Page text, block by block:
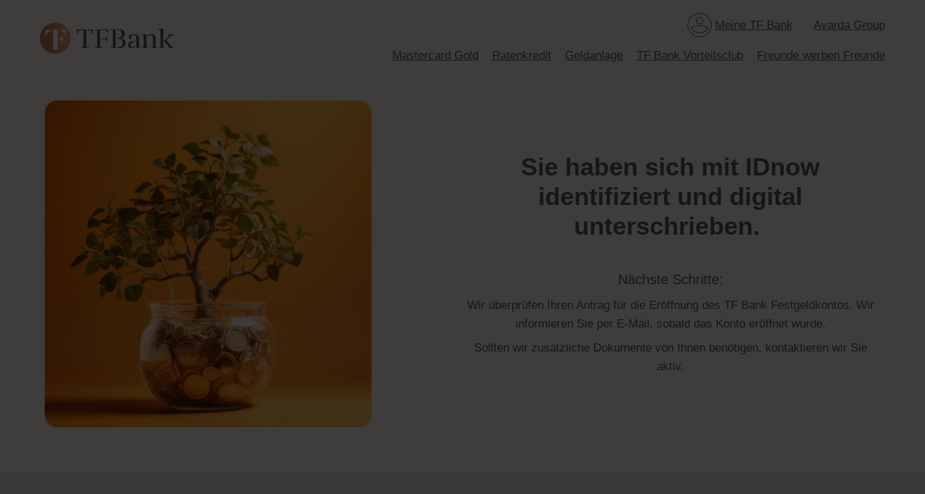
Mastercard Gold Ratenkredit Geldanlage TF Bank Vorteilsclub Freunde werben Freunde
Meine TF Bank Avarda Group
Sie haben sich mit IDnow
identifiziert und digital
unterschrieben.
Nächste Schritte:
Wir überprüfen Ihren Antrag für die Eröffnung des TF Bank Festgeldkontos. Wir
informieren Sie per E-Mail, sobald das Konto eröffnet wurde.
Sollten wir zusätzliche Dokumente von Ihnen benötigen, kontaktieren wir Sie
aktiv.